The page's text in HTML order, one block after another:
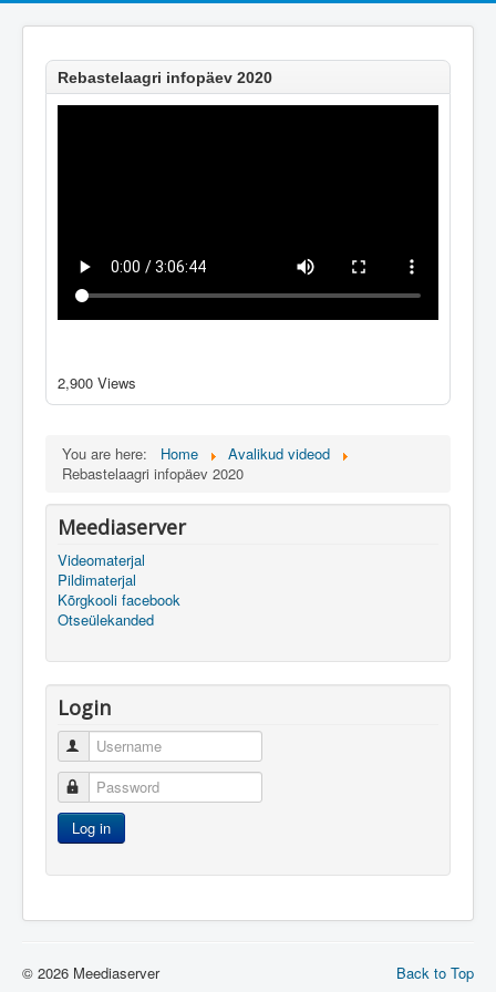
Rebastelaagri infopäev 2020
2,900 Views
You are here: Home
Avalikud videod
Rebastelaagri infopäev 2020
Meediaserver
Videomaterjal
Pildimaterjal
Kõrgkooli facebook
Otseülekanded
Login
Username
Password
Log in
Back to Top
© 2026 Meediaserver